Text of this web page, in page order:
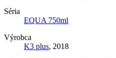
Séria
EQUA 750ml
Výrobca
K3 plus, 2018